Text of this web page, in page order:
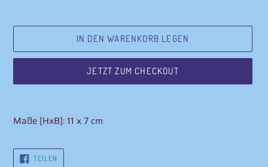
IN DEN WARENKORB LEGEN
JETZT ZUM CHECKOUT
wird
zum
hinzugefügt
Maße [HxB]: 11 x 7 cm
TEILEN